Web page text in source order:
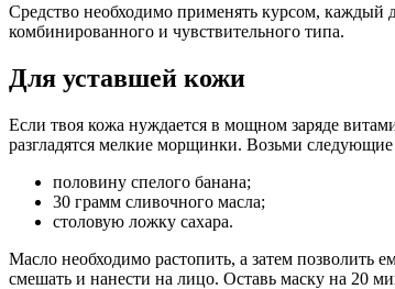
Средство необходимо применять курсом, каждый
комбинированного и чувствительного типа.
Для уставшей кожи
Если твоя кожа нуждается в мощном заряде
разгладятся мелкие морщинки. Возьми
половину спелого банана;
30 грамм сливочного масла;
столовую ложку сахара.
Масло необходимо растопить, а затем позволить
смешать и нанести на лицо. Оставь маску на 20